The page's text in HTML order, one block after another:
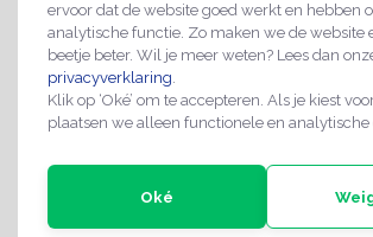
ervoor dat de website goed werkt en hebben
analytische functie. Zo maken we de website
beetje beter. Wil je meer weten? Lees dan
privacyverklaring.
Klik op ‘Oké’ om te accepteren. Als je kiest voor
plaatsen we alleen functionele en analytische
Oké SPECIFICATIES